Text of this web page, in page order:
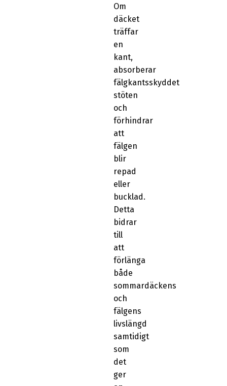
Om
däcket
träffar
en
kant,
absorberar
fälgkantsskyddet
stöten
och
förhindrar
att
fälgen
blir
repad
eller
bucklad.
Detta
bidrar
till
att
förlänga
både
sommardäckens
och
fälgens
livslängd
samtidigt
som
det
ger